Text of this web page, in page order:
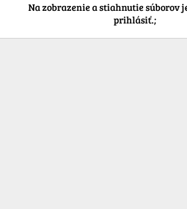
Na zobrazenie a stiahnutie súborov
prihlásiť.;